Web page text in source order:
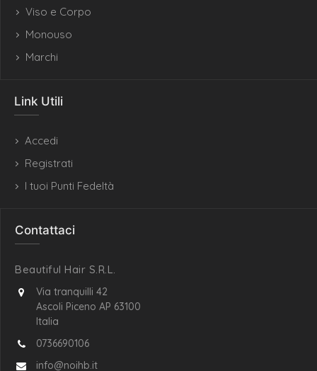
Viso e Corpo
Monouso
Marchi
Link Utili
Accedi
Registrati
I tuoi Punti Fedeltà
Contattaci
Beautiful Hair S.R.L.
Via tranquilli 42
Ascoli Piceno AP 63100
Italia
0736690106
info@noihb.it